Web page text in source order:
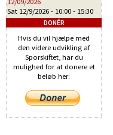
Sat 12/9/2026 - 10:00 - 15:30
DONÉR
Hvis du vil hjælpe med
den videre udvikling af
Sporskiftet, har du
mulighed for at donere et
beløb her: